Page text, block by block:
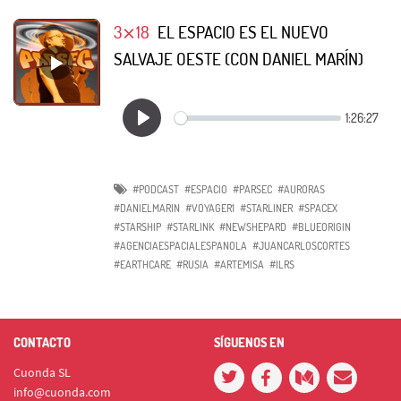
3⨯18 EL ESPACIO ES EL NUEVO
SALVAJE OESTE (CON DANIEL MARÍN)
#PODCAST #ESPACIO #PARSEC #AURORAS
#DANIELMARIN #VOYAGER1 #STARLINER #SPACEX
#STARSHIP #STARLINK #NEWSHEPARD #BLUEORIGIN
#AGENCIAESPACIALESPANOLA #JUANCARLOSCORTES
#EARTHCARE #RUSIA #ARTEMISA #ILRS
CONTACTO
Cuonda SL
info@cuonda.com
SÍGUENOS EN